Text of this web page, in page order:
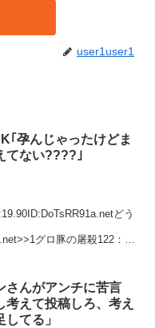
user1user1
｢孕んじゃったけどま
てない????｣
どう
グロ豚の屠殺122：
さんがアンチに苦言
考えて投稿しろ、考え
てる」